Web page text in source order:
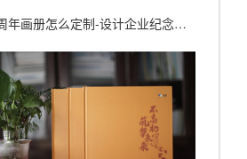
公司周年画册怎么定制-设计企业纪念画册的方法